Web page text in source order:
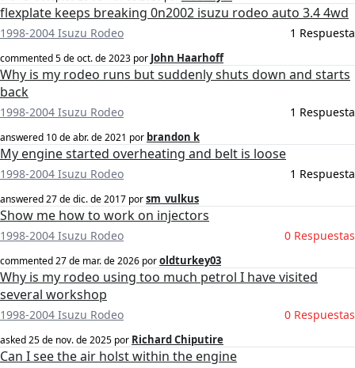
flexplate keeps breaking 0n2002 isuzu rodeo auto 3.4 4wd
1998-2004 Isuzu Rodeo 1 Respuesta
commented5 de oct. de 2023 por John Haarhoff
Why is my rodeo runs but suddenly shuts down and starts
back
1998-2004 Isuzu Rodeo 1 Respuesta
answered 10 de abr. de 2021 por brandon k
My engine started overheating and belt is loose
1998-2004 Isuzu Rodeo 1 Respuesta
answered27 de dic. de 2017 porsm_vulkus
Show me how to work on injectors
1998-2004 Isuzu Rodeo 0 Respuestas
commented27 de mar. de 2026 poroldturkey03
Why is my rodeo using too much petrol I have visited
several workshop
1998-2004 Isuzu Rodeo 0 Respuestas
asked25 de nov. de 2025 por Richard Chiputire
Can I see the air holst within the engine